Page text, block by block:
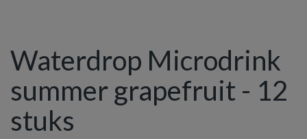
Waterdrop Microdrink
summer grapefruit - 12
stuks